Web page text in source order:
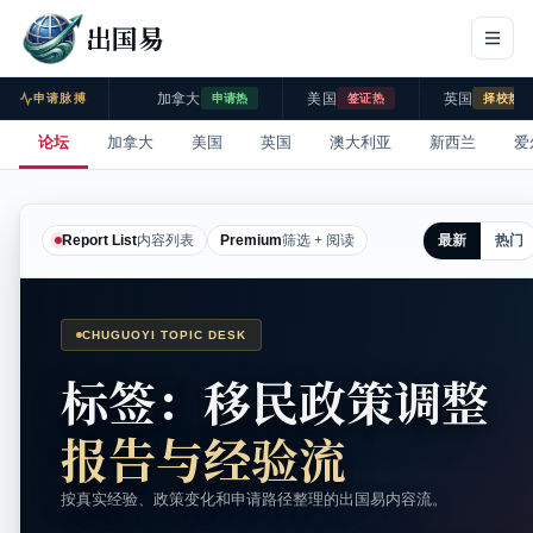
出国易
申请脉搏 加拿大 申请热 美国 签证热 英国 择校热
论坛 加拿大 美国 英国 澳大利亚 新西兰 爱
Report List内容列表 Premium筛选 + 阅读 最新 热门
CHUGUOYI TOPIC DESK
标签：移民政策调整
报告与经验流
按真实经验、政策变化和申请路径整理的出国易内容流。